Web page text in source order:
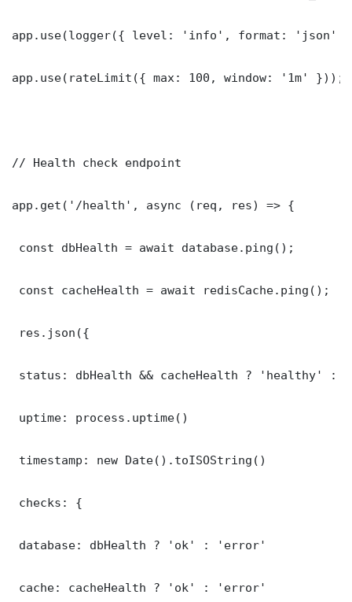
app.use(logger({ level: 'info', format: 'json'
app.use(rateLimit({ max: 100, window: '1m' }));
// Health check endpoint
app.get('/health', async (req, res) => {
const dbHealth = await database.ping();
const cacheHealth = await redisCache.ping();
res.json({
status: dbHealth && cacheHealth ? 'healthy' :
uptime: process.uptime()
timestamp: new Date().toISOString()
checks: {
database: dbHealth ? 'ok' : 'error'
cache: cacheHealth ? 'ok' : 'error'